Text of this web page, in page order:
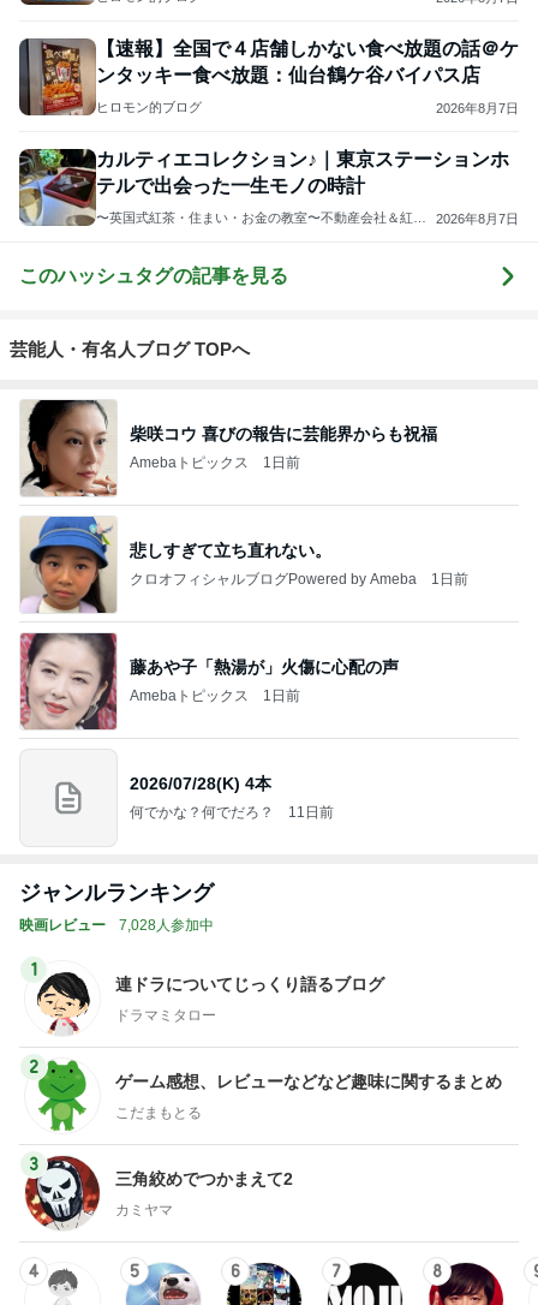
【速報】全国で４店舗しかない食べ放題の話＠ケ
ンタッキー食べ放題：仙台鶴ケ谷バイパス店
ヒロモン的ブログ 2026年8月7日
カルティエコレクション♪｜東京ステーションホ
テルで出会った一生モノの時計
〜英国式紅茶・住まい・お金の教室〜不動産会社＆紅茶
2026年8月7日
このハッシュタグの記事を見る
芸能人・有名人ブログ TOPへ
柴咲コウ 喜びの報告に芸能界からも祝福
Amebaトピックス 1日前
悲しすぎて立ち直れない。
クロオフィシャルブログPowered by Ameba 1日前
藤あや子「熱湯が」火傷に心配の声
Amebaトピックス 1日前
2026/07/28(K) 4本
何でかな？何でだろ？ 11日前
ジャンルランキング
映画レビュー 7,028人参加中
1
連ドラについてじっくり語るブログ
ドラマミタロー
2
ゲーム感想、レビューなどなど趣味に関するまとめ
こだまもとる
3
三角絞めでつかまえて2
カミヤマ
4 5 6 7 8